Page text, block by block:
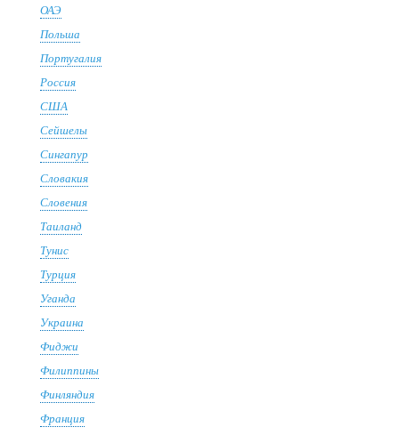
ОАЭ
Польша
Португалия
Россия
США
Сейшелы
Сингапур
Словакия
Словения
Таиланд
Тунис
Турция
Уганда
Украина
Фиджи
Филиппины
Финляндия
Франция